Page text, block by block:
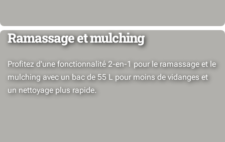
Ramassage et mulching
Profitez d'une fonctionnalité 2-en-1 pour le ramassage et le
mulching avec un bac de 55 L pour moins de vidanges et
un nettoyage plus rapide.